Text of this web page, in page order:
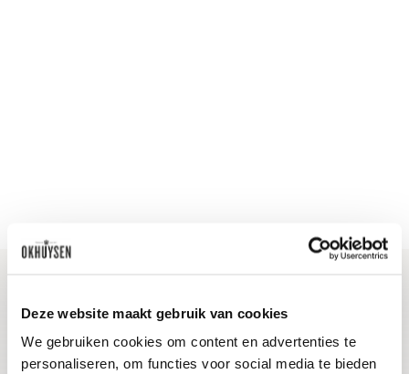
Deze website maakt gebruik van cookies
We gebruiken cookies om content en advertenties te
personaliseren, om functies voor social media te bieden
Blijf op de hoogte
Ontvang het laatste wijnnieuws, proeverijen en
evenementen